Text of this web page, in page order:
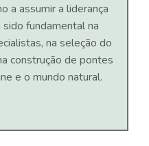
a assumir a liderança
fundamental na
na seleção do
construção de pontes
e o mundo natural.